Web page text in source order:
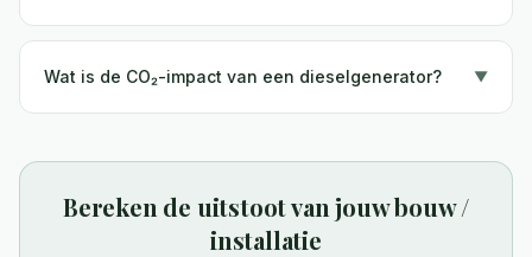
Wat is de CO₂-impact van een dieselgenerator? ▼
Bereken de uitstoot van jouwbouw /
installatie